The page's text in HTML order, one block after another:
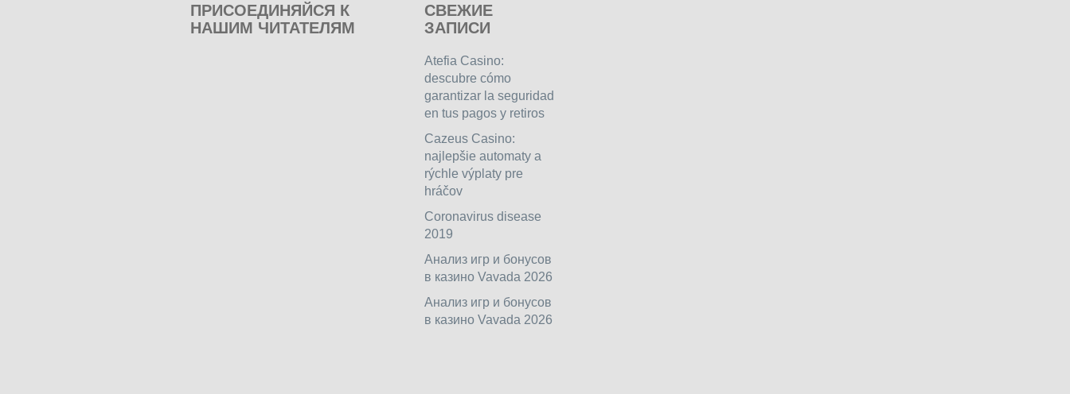
ПРИСОЕДИНЯЙСЯ К
НАШИМ ЧИТАТЕЛЯМ
СВЕЖИЕ
ЗАПИСИ
Atefia Casino:
descubre cómo
garantizar la seguridad
en tus pagos y retiros
Cazeus Casino:
najlepšie automaty a
rýchle výplaty pre
hráčov
Coronavirus disease
2019
Анализ игр и бонусов
в казино Vavada 2026
Анализ игр и бонусов
в казино Vavada 2026